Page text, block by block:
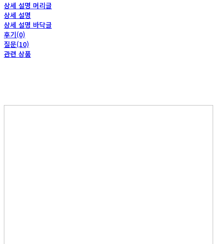
상세 설명 머리글
상세 설명
상세 설명 바닥글
후기(0)
질문(10)
관련 상품